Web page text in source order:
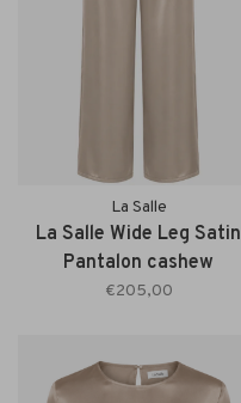
La Salle
La Salle Wide Leg Satin
Pantalon cashew
€205,00